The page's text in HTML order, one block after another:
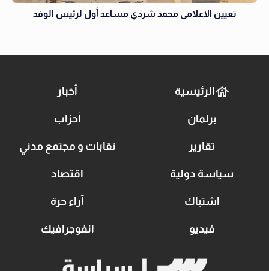
تعيين الاعلامى محمد شردي مساعد أول لرئيس الوفد
الرئيسية أخبار
برلمان أحزاب
تقارير نقابات و مجتمع مدني
سياسة دولية اقتصاد
اشتباك آراء حرة
فيديو انفوجرافيك